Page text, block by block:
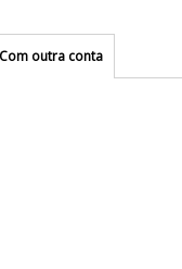
Com outra conta